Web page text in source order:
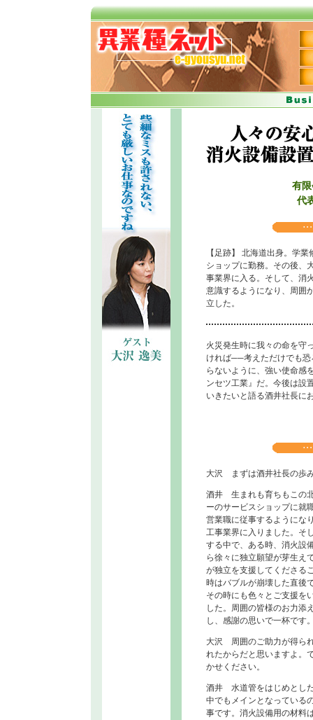
有
代
【足跡】 北海道出身。学
ショップに勤務。その後、
事業界に入る。そして、消
意識するようになり、周囲
立した。
火災発生時に我々の命を守
ければ──考えただけでも
らないように、強い使命感
ンセツ工業』だ。今後は設
いきたいと語る酒井社長に
大沢 まずは酒井社長の歩
酒井 生まれも育ちもこの
ーのサービスショップに就
営業職に従事するようにな
工事業界に入りました。そ
する中で、ある時、消火設
ら徐々に独立願望が芽生え
が独立を支援してくださる
時はバブルが崩壊した直後
その時にも色々とご支援を
した。周囲の皆様のお力添
し、感謝の思いで一杯です
大沢 周囲のご助力が得ら
れたからだと思いますよ。
かせください。
酒井 水道管をはじめとし
中でもメインとなっている
事です。消火設備用の材料